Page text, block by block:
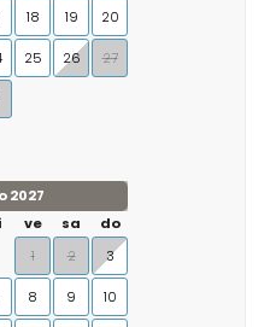
18 19 20
25 26 27
2027
ve sa
do
1
2 3
8 9 10